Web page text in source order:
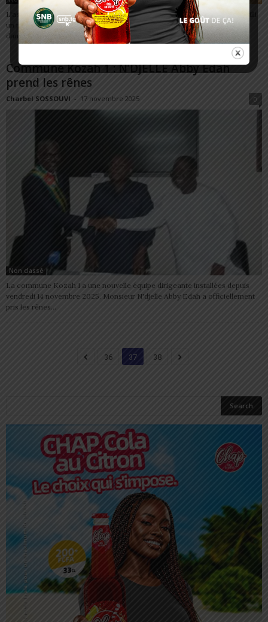
L'association Initiative Action et Developpement (IADV-TOGO) a accueilli
un partenaire financier le dimanche 16 novembre 2025 à Lassa-Houdé,
dans le canton de Lassa, à...
Commune Kozah 1 : N’DJELLE Abby Edah
prend les rênes
Charbel SOSSOUVI - 17 novembre 2025 0
Non classé
La commune Kozah 1 a une nouvelle équipe dirigeante installées depuis
vendredi 14 novembre 2025. Monsieur N'djelle Abby Edah a officiellement
pris les rênes...
36 37 38